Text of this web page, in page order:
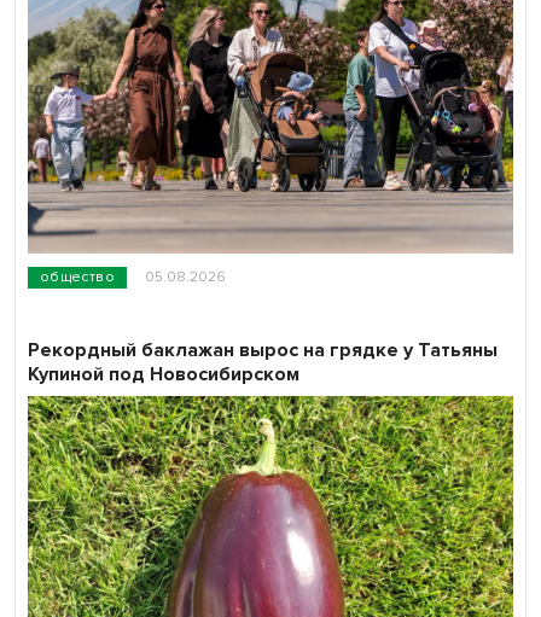
общество 05.08.2026
Рекордный баклажан вырос на грядке у Татьяны
Купиной под Новосибирском